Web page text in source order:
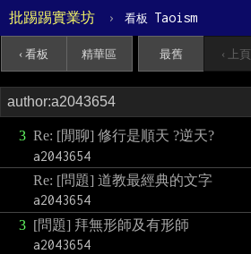
批踢踢實業坊 › 看板 Taoism
‹ 看板 精華區 最舊 ‹ 上頁
3 Re: [閒聊] 修行是順天 ?逆天?
a2043654
Re: [問題] 道教最經典的文字
a2043654
3 [問題] 拜無形師及有形師
a2043654